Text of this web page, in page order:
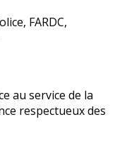
FARDC,
au service de la
respectueux des